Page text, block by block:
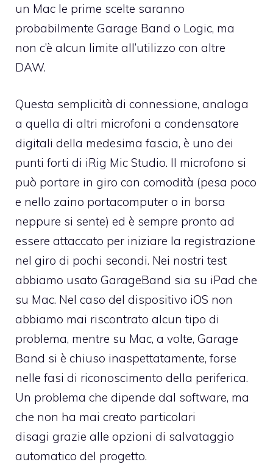
un Mac le prime scelte saranno
probabilmente Garage Band o Logic, ma
non c’è alcun limite all’utilizzo con altre
DAW.
Questa semplicità di connessione, analoga
a quella di altri microfoni a condensatore
digitali della medesima fascia, è uno dei
punti forti di iRig Mic Studio. Il microfono si
può portare in giro con comodità (pesa poco
e nello zaino portacomputer o in borsa
neppure si sente) ed è sempre pronto ad
essere attaccato per iniziare la registrazione
nel giro di pochi secondi. Nei nostri test
abbiamo usato GarageBand sia su iPad che
su Mac. Nel caso del dispositivo iOS non
abbiamo mai riscontrato alcun tipo di
problema, mentre su Mac, a volte, Garage
Band si è chiuso inaspettatamente, forse
nelle fasi di riconoscimento della periferica.
Un problema che dipende dal software, ma
che non ha mai creato particolari
disagi grazie alle opzioni di salvataggio
automatico del progetto.